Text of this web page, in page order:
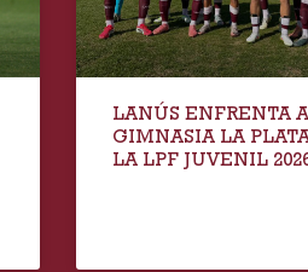
LANÚS ENFRENTA A
GIMNASIA LA
LA LPF JUVENIL